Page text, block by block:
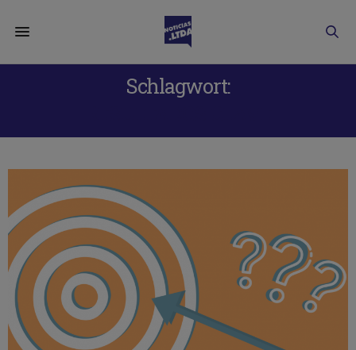
Schlagwort: